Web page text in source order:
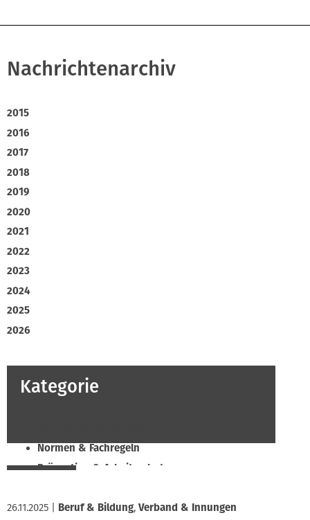
Nachrichtenarchiv
2015
2016
2017
2018
2019
2020
2021
2022
2023
2024
2025
2026
Kategorie
Normen & Fachregeln
Prävention & Arbeitsschutz
Soziales & Tarifpolitik
26.11.2025 Beruf & Bildung, Verband & Innungen